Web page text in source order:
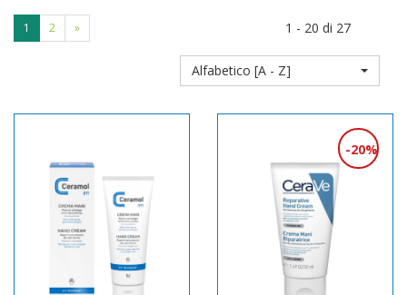
1 2 » 1 - 20 di 27
Alfabetico [A - Z]
20%